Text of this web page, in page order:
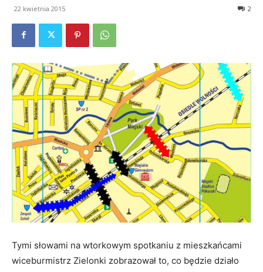
22 kwietnia 2015 2
Tymi słowami na wtorkowym spotkaniu z mieszkańcami
wiceburmistrz Zielonki zobrazował to, co będzie działo